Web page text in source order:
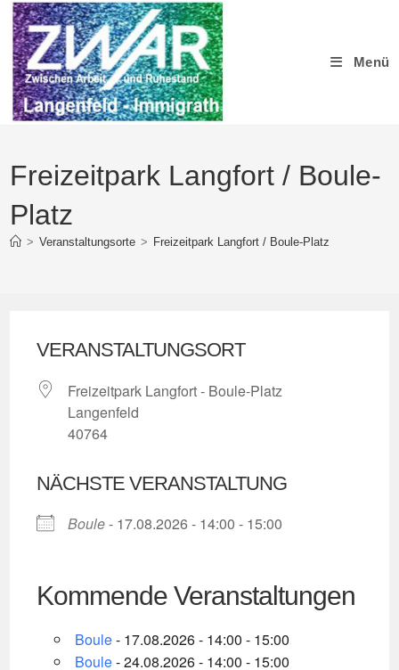
Zum
Inhalt
springen
Menü
Freizeitpark Langfort / Boule-
Platz
> Veranstaltungsorte > Freizeitpark Langfort / Boule-Platz
VERANSTALTUNGSORT
Freizeitpark Langfort - Boule-Platz
Langenfeld
40764
NÄCHSTE VERANSTALTUNG
Boule- 17.08.2026 - 14:00 - 15:00
Kommende Veranstaltungen
Boule- 17.08.2026 - 14:00 - 15:00
Boule- 24.08.2026 - 14:00 - 15:00